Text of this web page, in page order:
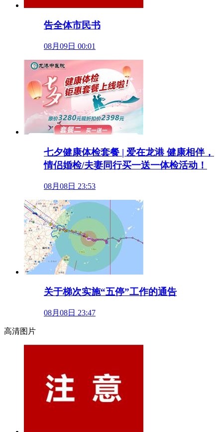
告全体市民书
08月09日 00:01
七夕健康体检套餐 | 爱在龙港 健康相伴，
情侣婚检/夫妻同行买一送一体检活动！
08月08日 23:53
关于梯次实施“五停”工作的通告
08月08日 23:47
高清图片